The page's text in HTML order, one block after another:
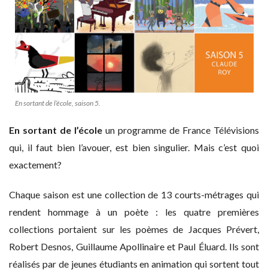
En sortant de l’école, saison 5.
En sortant de l’école un programme de France Télévisions
qui, il faut bien l’avouer, est bien singulier. Mais c’est quoi
exactement?
Chaque saison est une collection de 13 courts-métrages qui
rendent hommage à un poète : les quatre premières
collections portaient sur les poèmes de Jacques Prévert,
Robert Desnos, Guillaume Apollinaire et Paul Éluard. Ils sont
réalisés par de jeunes étudiants en animation qui sortent tout